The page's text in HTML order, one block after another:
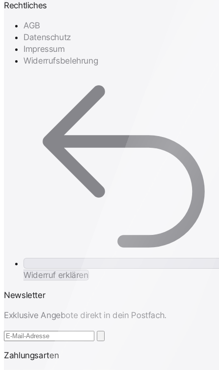
Rechtliches
AGB
Datenschutz
Impressum
Widerrufsbelehrung
Widerruf erklären
Newsletter
Exklusive Angebote direkt in dein Postfach.
Zahlungsarten